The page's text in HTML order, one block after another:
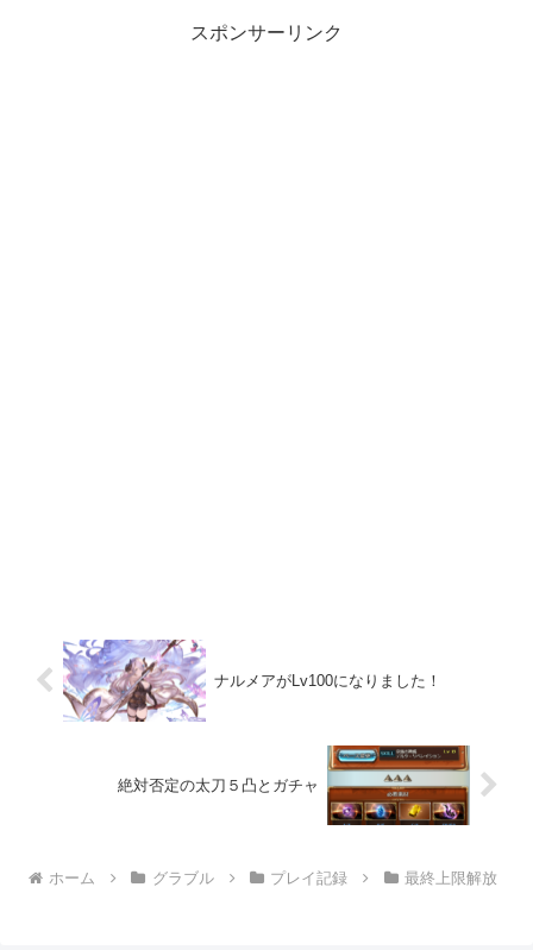
スポンサーリンク
ナルメアがLv100になりました！
絶対否定の太刀５凸とガチャ
ホーム グラブル プレイ記録 最終上限解放